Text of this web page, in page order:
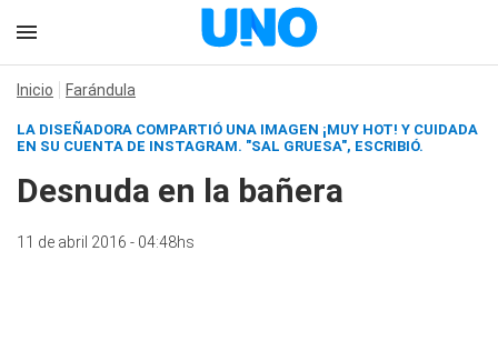
Inicio Farándula
LA DISEÑADORA COMPARTIÓ UNA IMAGEN ¡MUY HOT! Y CUIDADA
EN SU CUENTA DE INSTAGRAM. "SAL GRUESA", ESCRIBIÓ.
Desnuda en la bañera
11 de abril 2016 - 04:48hs